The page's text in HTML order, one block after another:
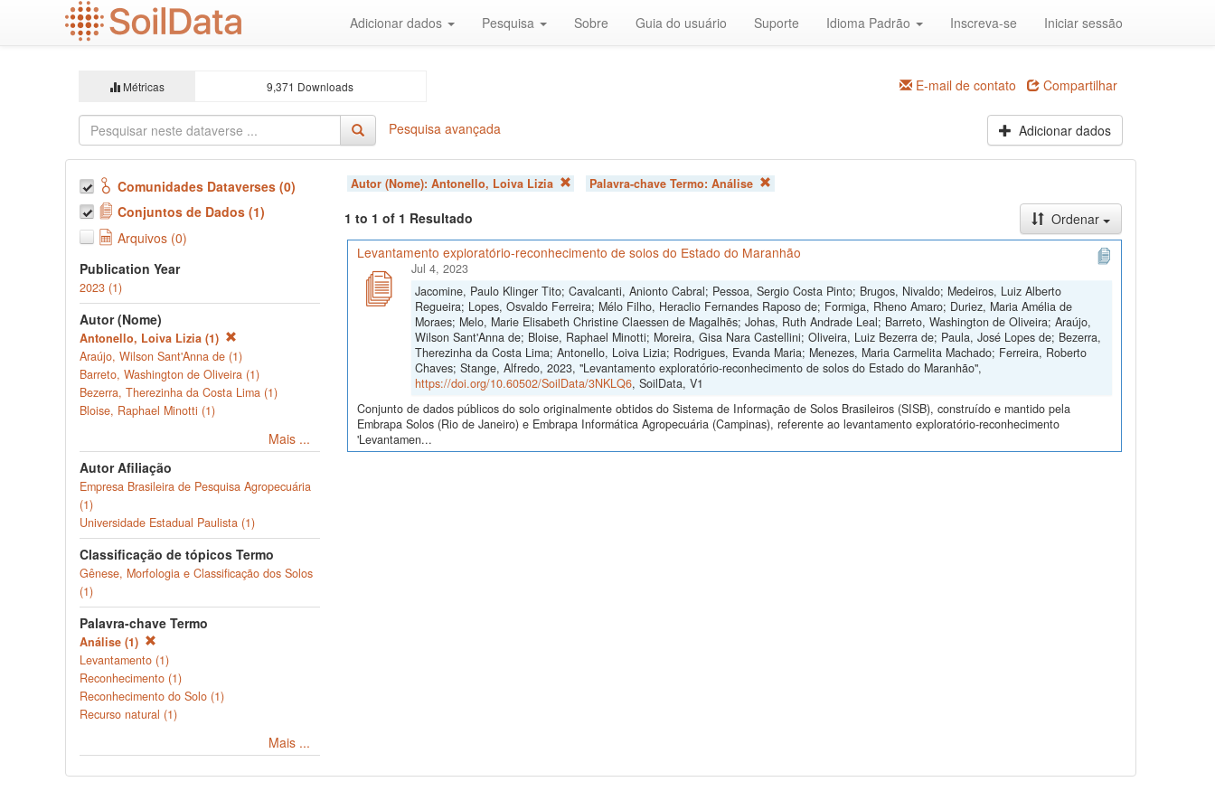
Adicionar dados Pesquisa Sobre Guia do usuário Suporte Idioma Padrão Inscreva-se Iniciar sessão
Métricas 9,371 Downloads E-mail de contato Compartilhar
Pesquisa avançada Adicionar dados
Comunidades Dataverses (0)
Conjuntos de Dados (1)
Arquivos (0)
Publication Year
2023 (1)
Autor (Nome)
Antonello, Loiva Lizia (1)
Araújo, Wilson Sant'Anna de (1)
Barreto, Washington de Oliveira (1)
Bezerra, Therezinha da Costa Lima (1)
Bloise, Raphael Minotti (1)
Mais ...
Autor Afiliação
Empresa Brasileira de Pesquisa Agropecuária
(1)
Universidade Estadual Paulista (1)
Classificação de tópicos Termo
Gênese, Morfologia e Classificação dos Solos
(1)
Palavra-chave Termo
Análise (1)
Levantamento (1)
Reconhecimento (1)
Reconhecimento do Solo (1)
Recurso natural (1)
Mais ...
Autor (Nome): Antonello, Loiva Lizia Palavra-chave Termo: Análise
1 to 1 of 1 Resultado
Ordenar
Levantamento exploratório-reconhecimento de solos do Estado do Maranhão
Jul 4, 2023
Jacomine, Paulo Klinger Tito; Cavalcanti, Anionto Cabral; Pessoa, Sergio Costa Pinto; Brugos, Nivaldo; Medeiros, Luiz Alberto
Regueira; Lopes, Osvaldo Ferreira; Mélo Filho, Heraclio Fernandes Raposo de; Formiga, Rheno Amaro; Duriez, Maria Amélia de
Moraes; Melo, Marie Elisabeth Christine Claessen de Magalhẽs; Johas, Ruth Andrade Leal; Barreto, Washington de Oliveira; Araújo,
Wilson Sant'Anna de; Bloise, Raphael Minotti; Moreira, Gisa Nara Castellini; Oliveira, Luiz Bezerra de; Paula, José Lopes de; Bezerra,
Therezinha da Costa Lima; Antonello, Loiva Lizia; Rodrigues, Evanda Maria; Menezes, Maria Carmelita Machado; Ferreira, Roberto
Chaves; Stange, Alfredo, 2023, "Levantamento exploratório-reconhecimento de solos do Estado do Maranhão",
https://doi.org/10.60502/SoilData/3NKLQ6, SoilData, V1
Conjunto de dados públicos do solo originalmente obtidos do Sistema de Informação de Solos Brasileiros (SISB), construído e mantido pela
Embrapa Solos (Rio de Janeiro) e Embrapa Informática Agropecuária (Campinas), referente ao levantamento exploratório-reconhecimento
'Levantamen...